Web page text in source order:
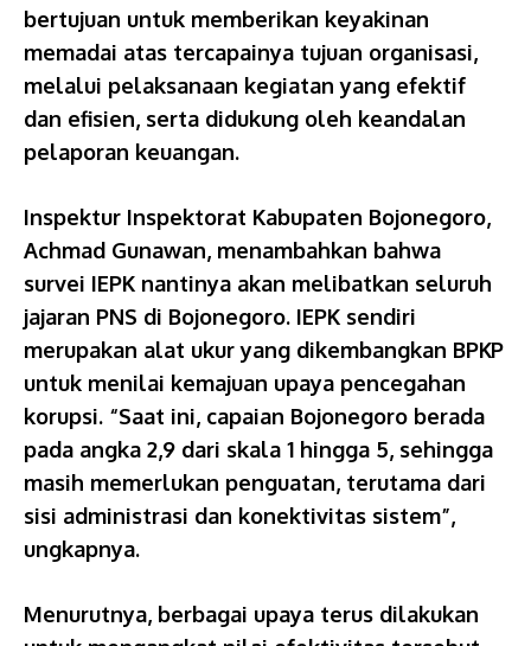
bertujuan untuk memberikan keyakinan
memadai atas tercapainya tujuan organisasi,
melalui pelaksanaan kegiatan yang efektif
dan efisien, serta didukung oleh keandalan
pelaporan keuangan.
Inspektur Inspektorat Kabupaten Bojonegoro,
Achmad Gunawan, menambahkan bahwa
survei IEPK nantinya akan melibatkan seluruh
jajaran PNS di Bojonegoro. IEPK sendiri
merupakan alat ukur yang dikembangkan BPKP
untuk menilai kemajuan upaya pencegahan
korupsi. “Saat ini, capaian Bojonegoro berada
pada angka 2,9 dari skala 1 hingga 5, sehingga
masih memerlukan penguatan, terutama dari
sisi administrasi dan konektivitas sistem”,
ungkapnya.
Menurutnya, berbagai upaya terus dilakukan